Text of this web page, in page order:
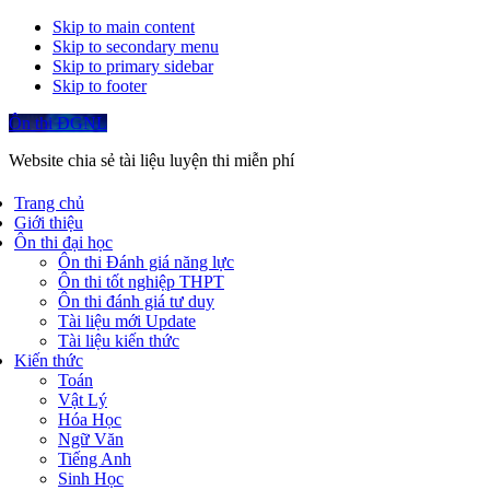
Skip to main content
Skip to secondary menu
Skip to primary sidebar
Skip to footer
Ôn thi ĐGNL
Website chia sẻ tài liệu luyện thi miễn phí
Trang chủ
Giới thiệu
Ôn thi đại học
Ôn thi Đánh giá năng lực
Ôn thi tốt nghiệp THPT
Ôn thi đánh giá tư duy
Tài liệu mới Update
Tài liệu kiến thức
Kiến thức
Toán
Vật Lý
Hóa Học
Ngữ Văn
Tiếng Anh
Sinh Học